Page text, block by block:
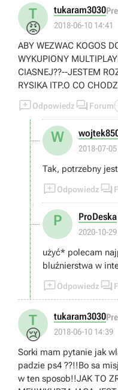
T
😡
tukaram3030
2018-06-10 14:41
ABY WEZWAC KOGOS
WYKUPIONY
CIASNEJ??--JESTEM
RYSIKA ITP.O CO
Odpowiedz  Forum
W
2018-07-
Tak, potrzebny
Odpowiedz 
P ProDeska
2020-10-
użyć* polecam
bluźnierstwa w
Odpowiedz 
T
😢
tukaram3030
2018-06-10 14:39
Sorki mam pytanie jak
padzie ps4 ??!!Bo sa
w ten sposob!!JAK TO